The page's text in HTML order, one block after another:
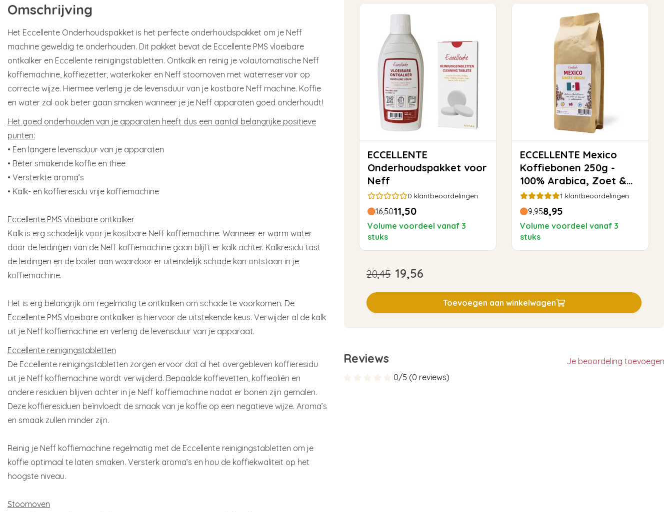
Omschrijving
Het Eccellente Onderhoudspakket is het perfecte onderhoudspakket om je Neff
machine geweldig te onderhouden. Dit pakket bevat de Eccellente PMS vloeibare
ontkalker en Eccellente reinigingstabletten. Ontkalk en reinig je volautomatische Neff
koffiemachine, koffiezetter, waterkoker en Neff stoomoven met waterreservoir op
correcte wijze. Hiermee verleng je de levensduur van je kostbare Neff machine. Koffie
en water zal ook beter gaan smaken wanneer je je Neff apparaten goed onderhoudt!
Het goed onderhouden van je apparaten heeft dus een aantal belangrijke positieve
punten:
• Een langere levensduur van je apparaten
• Beter smakende koffie en thee
• Versterkte aroma’s
• Kalk- en koffieresidu vrije koffiemachine
Eccellente PMS vloeibare ontkalker
Kalk is erg schadelijk voor je kostbare Neff koffiemachine. Wanneer er warm water
door de leidingen van de Neff koffiemachine gaan blijft er kalk achter. Kalkresidu tast
de leidingen en de boiler aan waardoor er uiteindelijk schade kan ontstaan in je
koffiemachine.
Het is erg belangrijk om regelmatig te ontkalken om schade te voorkomen. De
Eccellente PMS vloeibare ontkalker is hiervoor de uitstekende keus. Verwijder al de kalk
uit je Neff koffiemachine en verleng de levensduur van je apparaat.
Eccellente reinigingstabletten
De Eccellente reinigingstabletten zorgen ervoor dat al het overgebleven koffieresidu
uit je Neff koffiemachine wordt verwijderd. Bepaalde koffievetten, koffieoliën en
andere residuen blijven achter in je Neff koffiemachine nadat er bonen zijn gemalen.
Deze koffieresiduen beïnvloedt de smaak van je koffie op een negatieve wijze. Aroma’s
en smaak zullen minder zijn.
Reinig je Neff koffiemachine regelmatig met de Eccellente reinigingstabletten om je
koffie optimaal te laten smaken. Versterk aroma’s en hou de koffiekwaliteit op het
hoogste niveau.
Stoomoven
ECCELLENTE
Onderhoudspakket voor
Neff
0 klantbeoordelingen
16,5011,50
Volume voordeel vanaf 3
stuks
ECCELLENTE Mexico
Koffiebonen 250g -
100% Arabica, Zoet &
Toegankelijk
1 klantbeoordelingen
9,958,95
Volume voordeel vanaf 3
stuks
20,45 19,56
Toevoegen aan winkelwagen
Reviews
Je beoordeling toevoegen
0/5 (0 reviews)